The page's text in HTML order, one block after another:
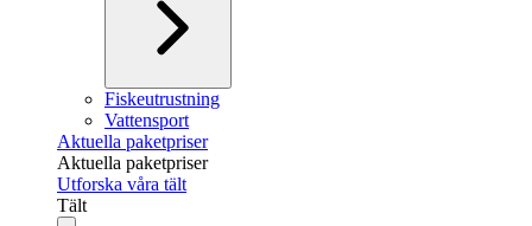
Fiskeutrustning
Vattensport
Aktuella paketpriser
Aktuella paketpriser
Utforska våra tält
Tält